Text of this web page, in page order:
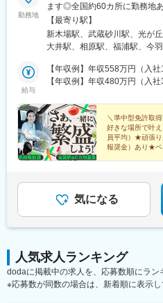
勤務地
ます◎全国約60カ所に勤務地
り転勤なし◎同じルートで配
の詳細は下記よりご確認くだ
shokai.co.jp/business/
【最寄り駅】
新木場駅、武蔵砂川駅、光が
大井駅、相原駅、福浦駅、今
河端駅、小杉駅、神領駅、荒
駅、津守駅、恵我ノ荘駅、ア
湖山駅、仁保津駅、山西駅、
駅、宇島駅、鶴崎駅、西諫早
駅、たのうら御立岬公園駅、
駅、武之橋駅、志布志駅、川
赤嶺駅、てだこ浦西駅、産業
給与
【年収例】年収558万円（入社
【年収例】年収480万円（入社
＼準中型免許取
好きな場所で叶
員平均）★頑張
報奨金）あり★ペ
気になる
人気求人ランキング
dodaに掲載中の求人を、応募数順にラン
※応募数が同数の場合は、新着順に表示し